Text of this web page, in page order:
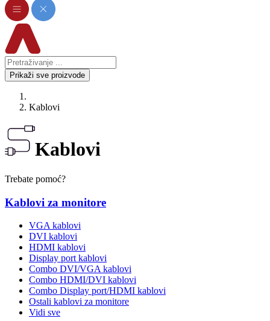
Prikaži sve proizvode
Kablovi
Kablovi
Trebate pomoć?
Kablovi za monitore
VGA kablovi
DVI kablovi
HDMI kablovi
Display port kablovi
Combo DVI/VGA kablovi
Combo HDMI/DVI kablovi
Combo Display port/HDMI kablovi
Ostali kablovi za monitore
Vidi sve